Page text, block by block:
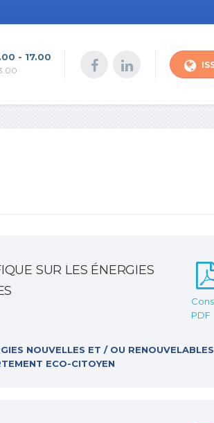
- 17.00
SUR LES ÉNERGIES
PDF
NOUVELLES ET / OU RENOUVELABLES
ECO-CITOYEN